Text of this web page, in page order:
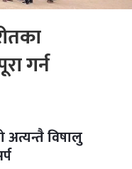
गर्न
अत्यन्तै विषालु